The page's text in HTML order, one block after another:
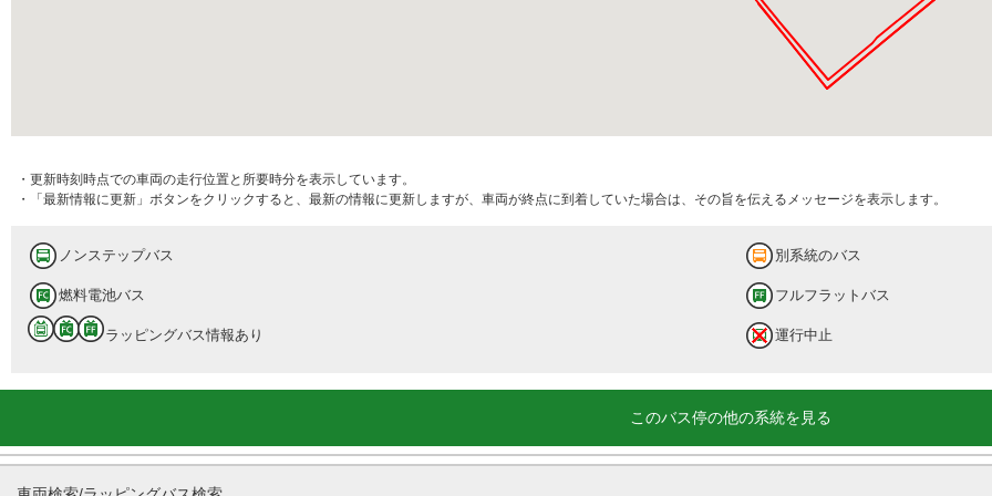
・更新時刻時点での車両の走行位置と所要時分を表示しています。
・「最新情報に更新」ボタンをクリックすると、最新の情報に更新しますが、車両が終点に到着していた場合は、その旨を伝えるメッセージを表示します。
ノンステップバス 別系統のバス
燃料電池バス フルフラットバス
ラッピングバス情報あり 運行中止
このバス停の他の系統を見る